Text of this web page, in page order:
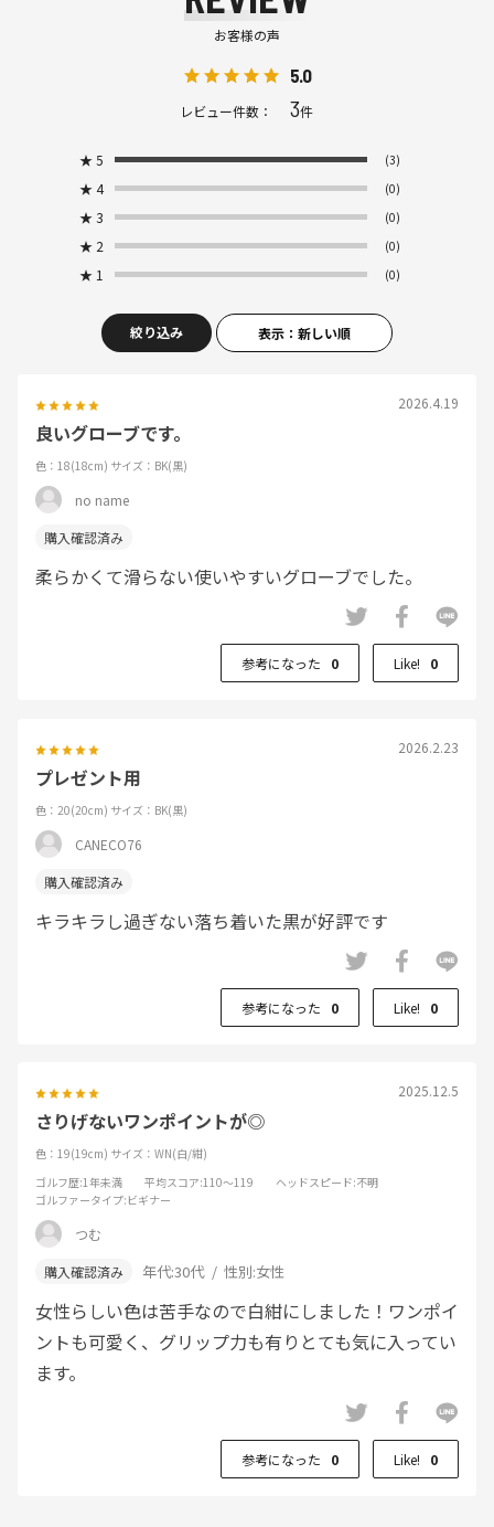
お客様の声
5.0
レビュー件数： 3件
★ 5 (3)
★ 4 (0)
★ 3 (0)
★ 2 (0)
★ 1 (0)
絞り込み 表示：新しい順
2026.4.19
良いグローブです。
色：18(18cm) サイズ：BK(黒)
no name
柔らかくて滑らない使いやすいグローブでした。
参考になった 0 Like! 0
2026.2.23
プレゼント用
色：20(20cm) サイズ：BK(黒)
CANECO76
キラキラし過ぎない落ち着いた黒が好評です
参考になった 0 Like! 0
2025.12.5
さりげないワンポイントが◎
色：19(19cm) サイズ：WN(白/紺)
ゴルフ歴:1年未満 平均スコア:110～119 ヘッドスピード:不明
ゴルファータイプ:ビギナー
つむ
年代:30代 性別:女性
女性らしい色は苦手なので白紺にしました！ワンポイ
ントも可愛く、グリップ力も有りとても気に入ってい
ます。
参考になった 0 Like! 0